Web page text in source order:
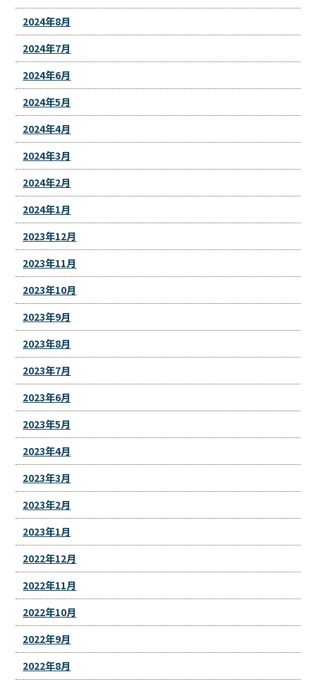
2024年8月
2024年7月
2024年6月
2024年5月
2024年4月
2024年3月
2024年2月
2024年1月
2023年12月
2023年11月
2023年10月
2023年9月
2023年8月
2023年7月
2023年6月
2023年5月
2023年4月
2023年3月
2023年2月
2023年1月
2022年12月
2022年11月
2022年10月
2022年9月
2022年8月